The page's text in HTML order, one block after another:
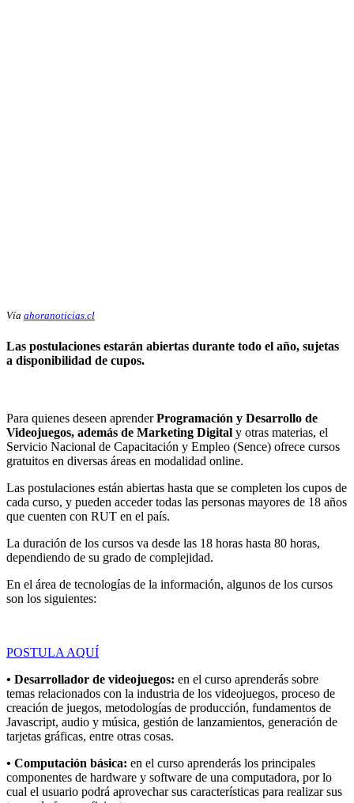
Vía ahoranoticias.cl
Las postulaciones estarán abiertas durante todo el año, sujetas
a disponibilidad de cupos.
Para quienes deseen aprenderProgramación y Desarrollo de
Videojuegos, además de Marketing Digital y otras materias, el
Servicio Nacional de Capacitación y Empleo (Sence) ofrece cursos
gratuitos en diversas áreas en modalidad online.
Las postulaciones están abiertas hasta que se completen los cupos de
cada curso, y pueden acceder todas las personas mayores de 18 años
que cuenten con RUT en el país.
La duración de los cursos va desde las 18 horas hasta 80 horas,
dependiendo de su grado de complejidad.
En el área de tecnologías de la información, algunos de los cursos
son los siguientes:
POSTULA AQUÍ
• Desarrollador de videojuegos: en el curso aprenderás sobre
temas relacionados con la industria de los videojuegos, proceso de
creación de juegos, metodologías de producción, fundamentos de
Javascript, audio y música, gestión de lanzamientos, generación de
tarjetas gráficas, entre otras cosas.
• Computación básica: en el curso aprenderás los principales
componentes de hardware y software de una computadora, por lo
cual el usuario podrá aprovechar sus características para realizar sus